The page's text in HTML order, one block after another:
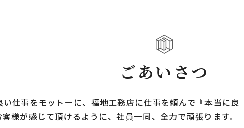
ごあいさつ
仕事をモットーに、福地工務店に仕事を頼んで『本当に良
様が感じて頂けるように、社員一同、全力で頑張ります。